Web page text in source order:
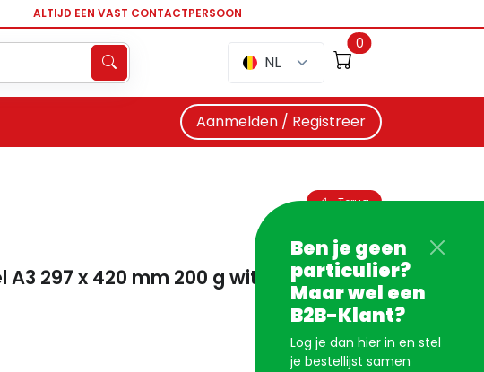
ALTIJD EEN VAST CONTACTPERSOON
NL
0
Aanmelden / Registreer
Ben je geen
particulier?
Maar wel een
B2B-Klant?
Log je dan hier in en stel
je bestellijst samen
Terug
297 x 420 mm 200 g wit 20 blad